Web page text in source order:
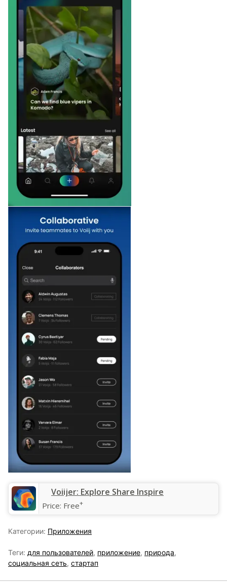
‎Voiijer: Explore Share Inspire
Price: Free+
Категории: Приложения
Теги: для пользователей, приложение, природа,
социальная сеть, стартап